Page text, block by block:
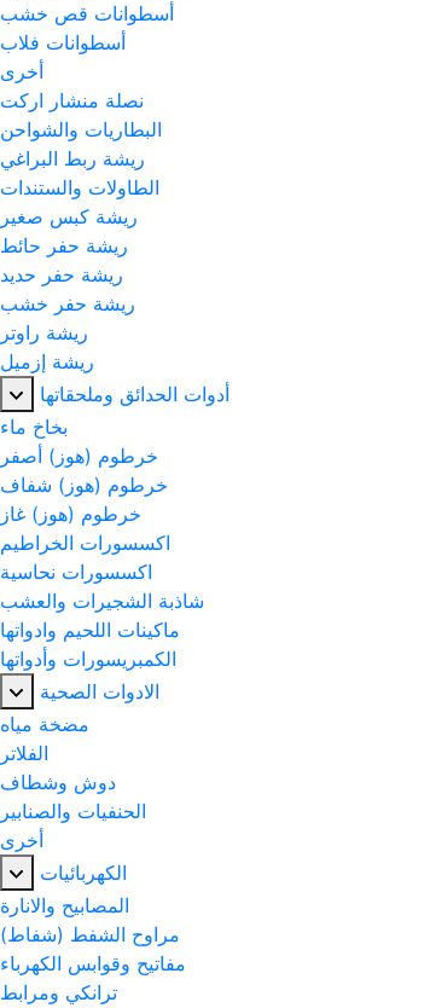
أسطوانات قص خشب
أسطوانات فلاب
أخرى
نصلة منشار اركت
البطاريات والشواحن
ريشة ربط البراغي
الطاولات والستندات
ريشة كبس صغير
ريشة حفر حائط
ريشة حفر حديد
ريشة حفر خشب
ريشة راوتر
ريشة إزميل
أدوات الحدائق وملحقاتها
بخاخ ماء
خرطوم (هوز) أصفر
خرطوم (هوز) شفاف
خرطوم (هوز) غاز
اكسسورات الخراطيم
اكسسورات نحاسية
شاذبة الشجيرات والعشب
ماكينات اللحيم وادواتها
الكمبريسورات وأدواتها
الادوات الصحية
مضخة مياه
الفلاتر
دوش وشطاف
الحنفيات والصنابير
أخرى
الكهربائيات
المصابيح والانارة
مراوح الشفط (شفاط)
مفاتيح وقوابس الكهرباء
ترانكي ومرابط